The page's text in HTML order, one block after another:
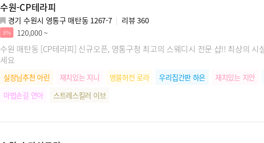
수원-CP테라피
경기 수원시 영통구 매탄동 1267-7 리뷰360
8% 120,000 ~
수원 매탄동 [CP테라피] 신규오픈, 영통구청 최고의 스웨디시 전문 샵!! 최상의 시
세요
실장님추천 아린 재치있는 지니 명불허전 로라 우리집간판 하은 재치있는 지안
마법손길 연아
스트레스킬러 이브